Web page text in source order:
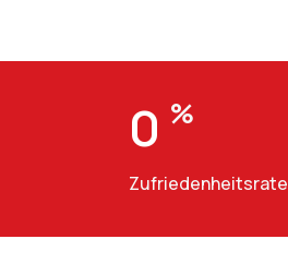
0 %
Zufriedenheitsrate